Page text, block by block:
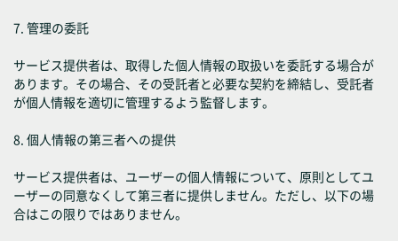
7. 管理の委託
サービス提供者は、取得した個人情報の取扱いを委託する場合が
あります。その場合、その受託者と必要な契約を締結し、受託者
が個人情報を適切に管理するよう監督します。
8. 個人情報の第三者への提供
サービス提供者は、ユーザーの個人情報について、原則としてユ
ーザーの同意なくして第三者に提供しません。ただし、以下の場
合はこの限りではありません。